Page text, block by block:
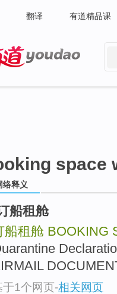
翻译 有道精品课
space
络释义
船租舱
船租舱 BOOKING
于1个网页-相关网页